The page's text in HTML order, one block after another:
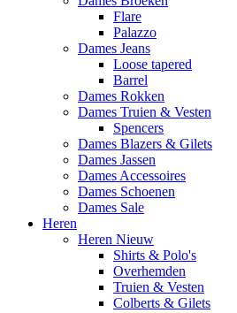
Flare
Palazzo
Dames Jeans
Loose tapered
Barrel
Dames Rokken
Dames Truien & Vesten
Spencers
Dames Blazers & Gilets
Dames Jassen
Dames Accessoires
Dames Schoenen
Dames Sale
Heren
Heren Nieuw
Shirts & Polo's
Overhemden
Truien & Vesten
Colberts & Gilets